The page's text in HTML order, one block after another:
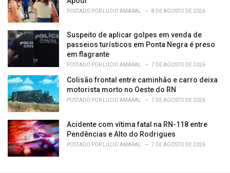
POSTADO POR LÚCIO AMARAL 8 DE AGOSTO DE 2026
Suspeito de aplicar golpes em venda de
passeios turísticos em Ponta Negra é preso
em flagrante
POSTADO POR LÚCIO AMARAL 7 DE AGOSTO DE 2026
Colisão frontal entre caminhão e carro deixa
motorista morto no Oeste do RN
POSTADO POR LÚCIO AMARAL 7 DE AGOSTO DE 2026
Acidente com vítima fatal na RN-118 entre
Pendências e Alto do Rodrigues
POSTADO POR LÚCIO AMARAL 7 DE AGOSTO DE 2026